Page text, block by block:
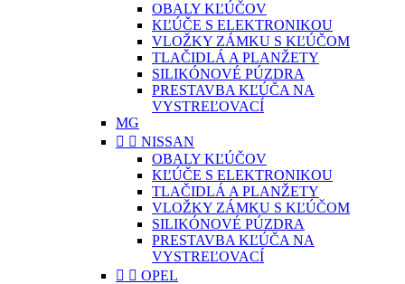
OBALY KĽÚČOV
KĽÚČE S ELEKTRONIKOU
VLOŽKY ZÁMKU S KĽÚČOM
TLAČIDLÁ A PLANŽETY
SILIKÓNOVÉ PÚZDRA
PRESTAVBA KĽÚČA NA
VYSTREĽOVACÍ
MG
  NISSAN
OBALY KĽÚČOV
KĽÚČE S ELEKTRONIKOU
TLAČIDLÁ A PLANŽETY
VLOŽKY ZÁMKU S KĽÚČOM
SILIKÓNOVÉ PÚZDRA
PRESTAVBA KĽÚČA NA
VYSTREĽOVACÍ
  OPEL